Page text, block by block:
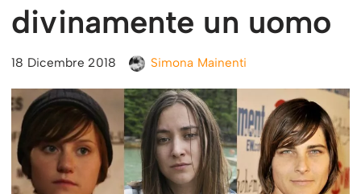
divinamente un uomo
18 Dicembre 2018 Simona Mainenti